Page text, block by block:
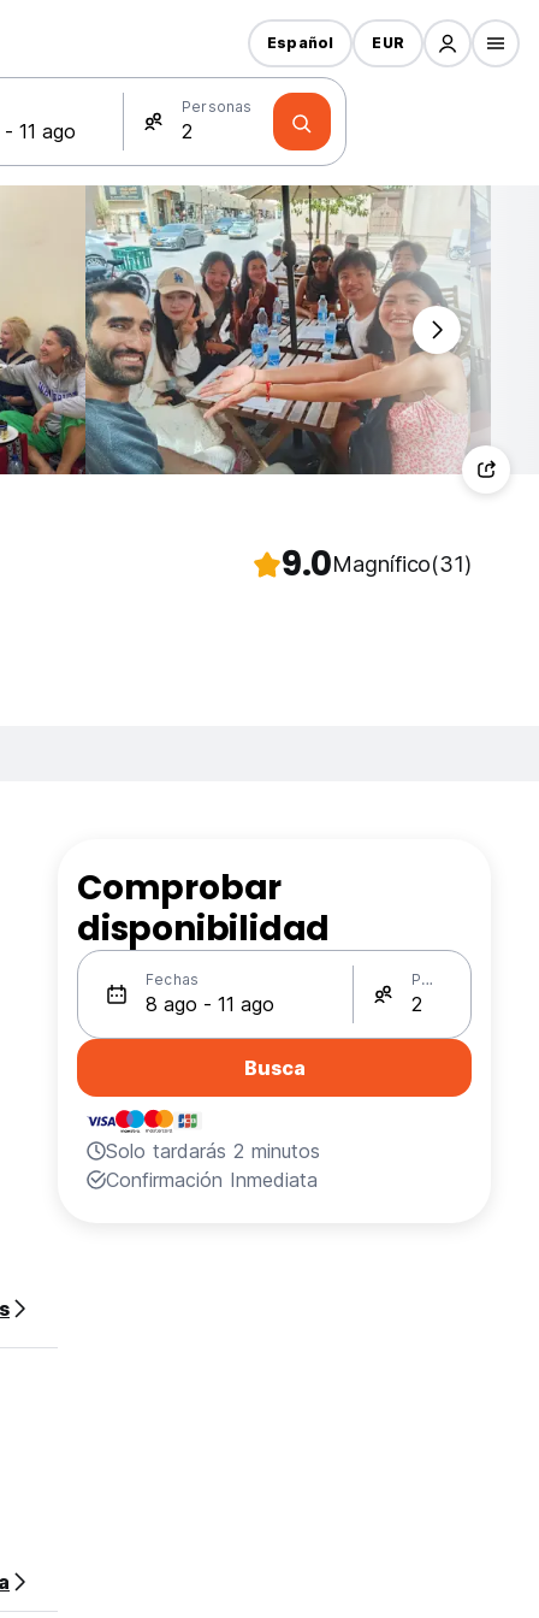
Personas
Español EUR
9.0Magnífico(31)
Comprobar
disponibilidad
Fechas Personas
Busca
Solo tardarás 2 minutos
Confirmación Inmediata